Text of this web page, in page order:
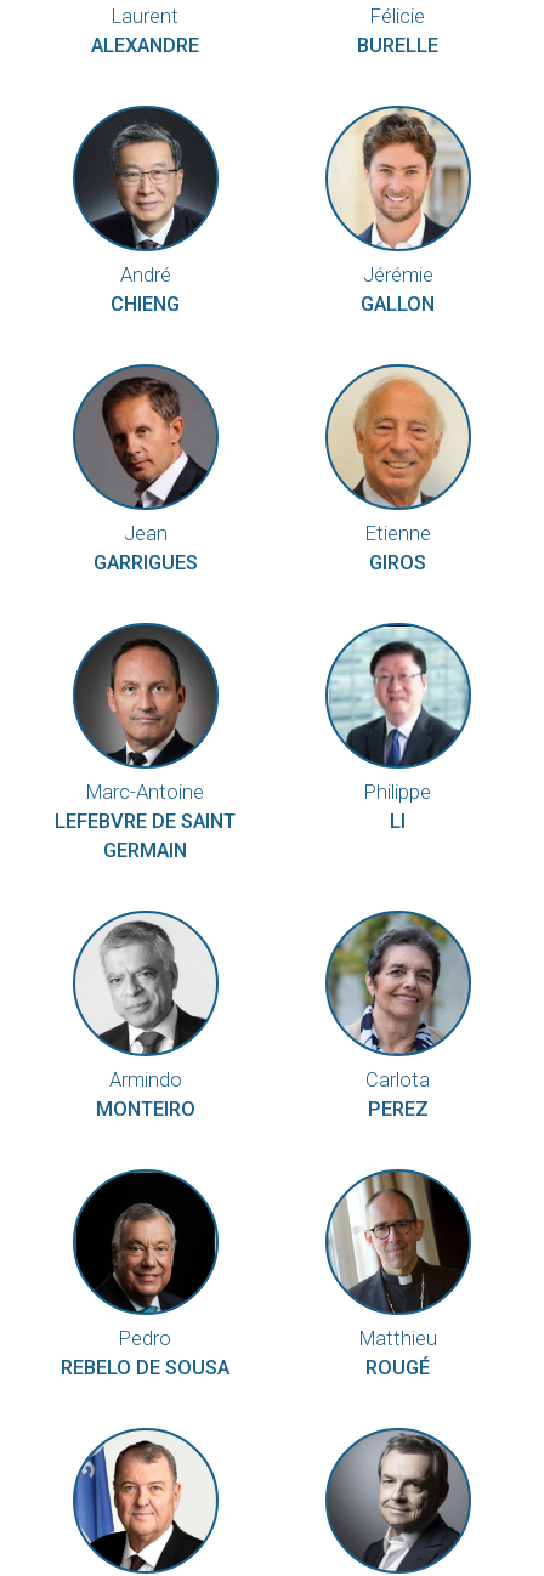
Laurent
ALEXANDRE
Félicie
BURELLE
André
CHIENG
Jérémie
GALLON
Jean
GARRIGUES
Etienne
GIROS
Marc-Antoine
LEFEBVRE DE SAINT
GERMAIN
Philippe
LI
Armindo
MONTEIRO
Carlota
PEREZ
Pedro
REBELO DE SOUSA
Matthieu
ROUGÉ